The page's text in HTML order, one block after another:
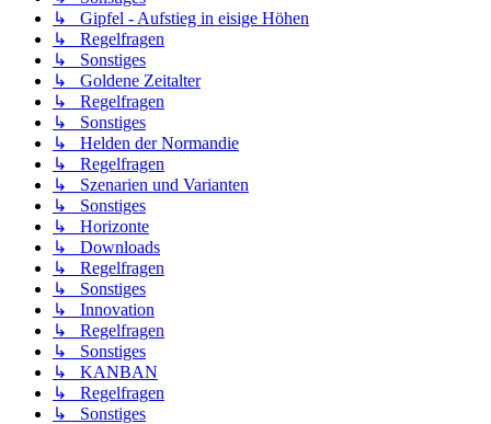
↳ Gipfel - Aufstieg in eisige Höhen
↳ Regelfragen
↳ Sonstiges
↳ Goldene Zeitalter
↳ Regelfragen
↳ Sonstiges
↳ Helden der Normandie
↳ Regelfragen
↳ Szenarien und Varianten
↳ Sonstiges
↳ Horizonte
↳ Downloads
↳ Regelfragen
↳ Sonstiges
↳ Innovation
↳ Regelfragen
↳ Sonstiges
↳ KANBAN
↳ Regelfragen
↳ Sonstiges